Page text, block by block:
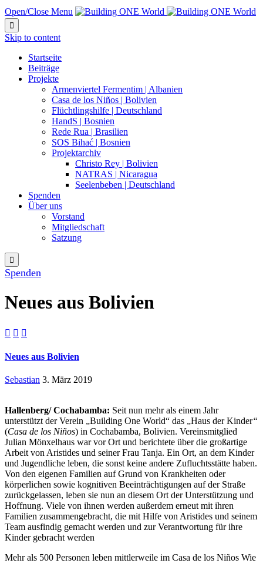
Open/Close Menu

Skip to content
Startseite
Beiträge
Projekte
Armenviertel Fermentim | Albanien
Casa de los Niños | Bolivien
Flüchtlingshilfe | Deutschland
HandS | Bosnien
Rede Rua | Brasilien
SOS Bihać | Bosnien
Projektarchiv
Christo Rey | Bolivien
NATRAS | Nicaragua
Seelenbeben | Deutschland
Spenden
Über uns
Vorstand
Mitgliedschaft
Satzung

Spenden
Neues aus Bolivien
  
Neues aus Bolivien
Sebastian 3. März 2019
Hallenberg/ Cochabamba: Seit nun mehr als einem Jahr
unterstützt der Verein „Building One World“ das „Haus der Kinder“
(Casa de los Niños) in Cochabamba, Bolivien. Vereinsmitglied
Julian Mönxelhaus war vor Ort und berichtete über die großartige
Arbeit von Aristides und seiner Frau Tanja. Ein Ort, an dem Kinder
und Jugendliche leben, die sonst keine andere Zufluchtsstätte haben.
Von den eigenen Familien auf Grund von Krankheiten oder
körperlichen sowie kognitiven Beeinträchtigungen auf der Straße
zurückgelassen, leben sie nun an diesem Ort der Unterstützung und
Hoffnung. Viele von ihnen werden außerdem erneut mit ihren
Familien zusammengebracht, die mit Hilfe von Aristides und seinem
Team ausfindig gemacht werden und zur Verantwortung für ihre
Kinder gebracht werden
Mehr als 500 Personen leben mittlerweile im Casa de los Niños Wie